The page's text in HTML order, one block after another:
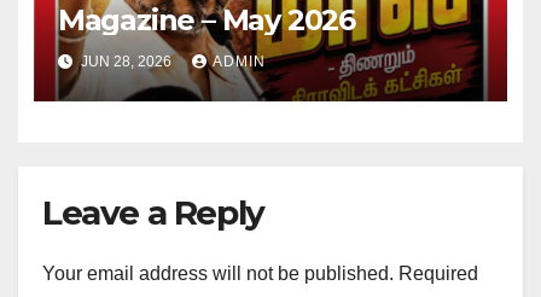
Magazine – May 2026
JUN 28, 2026 ADMIN
Leave a Reply
Your email address will not be published. Required